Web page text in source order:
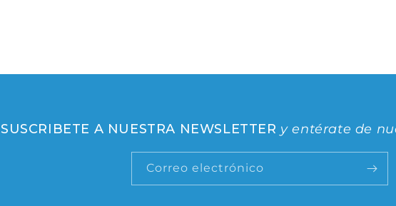
SUSCRIBETE A NUESTRA NEWSLETTER y entérate de
Correo electrónico